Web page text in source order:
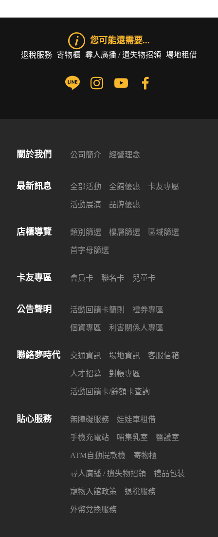
您可能還需要...
退稅服務 寄物櫃 尋人廣播 / 遺失物招領 場地租借
關於我們 公司簡介 經營理念
最新訊息 全部活動 全館優惠 卡友專屬
活動展演 品牌優惠
店櫃導覽 類別篩選 樓層篩選 區域篩選
首字母篩選
卡友專區 會員卡 聯名卡 兒童卡
公告聲明 活動回饋卡簡則 禮券專區
個資專區 利害關係人專區
聯絡夢時代 交通資訊 場地資訊 客服信箱
人才招募 對帳專區
活動回饋卡/餘額卡查詢
貼心服務 無障礙服務 娃娃車租借
手機充電站 哺集乳室 醫護室
ATM自動提款機 寄物櫃
尋人廣播 / 遺失物招領 禮品包裝
寵物入館政策 退稅服務
外幣兌換服務